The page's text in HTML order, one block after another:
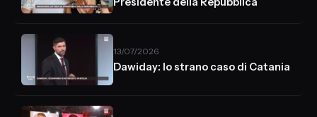
13/07/2026
Dawiday: lo strano caso di Catania